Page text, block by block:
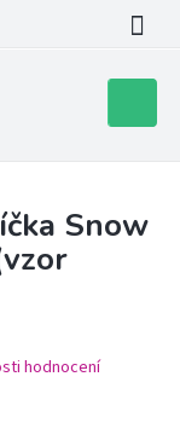
košík
Snow
hodnocení